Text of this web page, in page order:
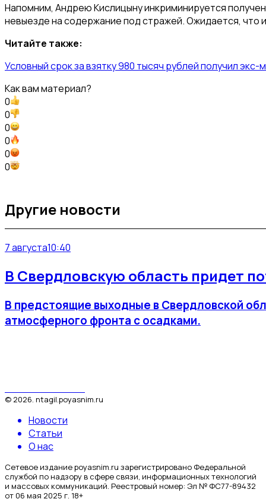
Напомним, Андрею Кислицыну инкриминируется
невыезде на содержание под стражей. Ожидается, что
Читайте также:
Условный срок за взятку 980 тысяч рублей получил
Как вам материал?
0
0
0
0
0
0
Другие новости
7 августа10:40
В Свердловскую область придет
В предстоящие выходные в Свердловской
атмосферного фронта с осадками.
© 2026. ntagil.poyasnim.ru
Новости
Статьи
О нас
Сетевое издание poyasnim.ru зарегистрировано Федеральной
службой по надзору в сфере связи, информационных технологий
и массовых коммуникаций. Реестровый номер: Эл № ФС77-89432
от 06 мая 2025 г. 18+